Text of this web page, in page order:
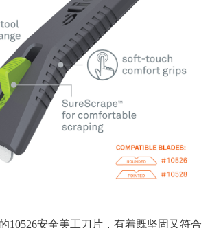
10526安全美工刀片，有着既坚固又符合